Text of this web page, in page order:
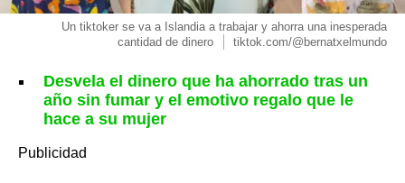
Un tiktoker se va a Islandia a trabajar y ahorra una inesperada
cantidad de dinero
tiktok.com/@bernatxelmundo
Desvela el dinero que ha ahorrado tras un
año sin fumar y el emotivo regalo que le
hace a su mujer